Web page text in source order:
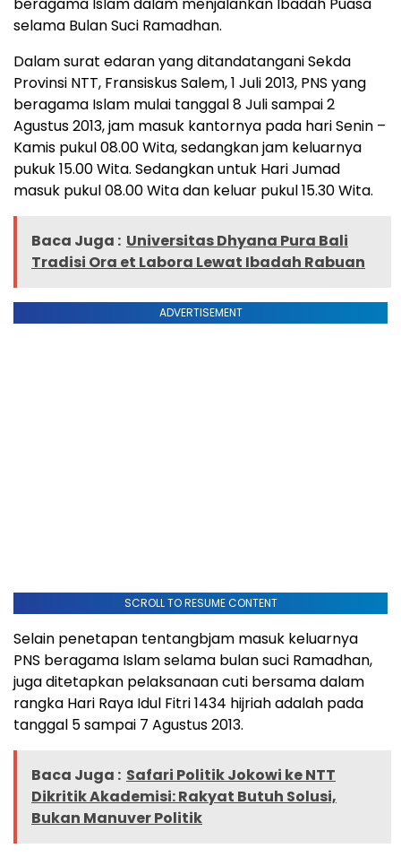
beragama Islam dalam menjalankan Ibadah Puasa
selama Bulan Suci Ramadhan.
Dalam surat edaran yang ditandatangani Sekda
Provinsi NTT, Fransiskus Salem, 1 Juli 2013, PNS yang
beragama Islam mulai tanggal 8 Juli sampai 2
Agustus 2013, jam masuk kantornya pada hari Senin –
Kamis pukul 08.00 Wita, sedangkan jam keluarnya
pukuk 15.00 Wita. Sedangkan untuk Hari Jumad
masuk pukul 08.00 Wita dan keluar pukul 15.30 Wita.
Baca Juga : Universitas Dhyana Pura Bali
Tradisi Ora et Labora Lewat Ibadah Rabuan
ADVERTISEMENT
SCROLL TO RESUME CONTENT
Selain penetapan tentangbjam masuk keluarnya
PNS beragama Islam selama bulan suci Ramadhan,
juga ditetapkan pelaksanaan cuti bersama dalam
rangka Hari Raya Idul Fitri 1434 hijriah adalah pada
tanggal 5 sampai 7 Agustus 2013.
Baca Juga : Safari Politik Jokowi ke NTT
Dikritik Akademisi: Rakyat Butuh Solusi,
Bukan Manuver Politik